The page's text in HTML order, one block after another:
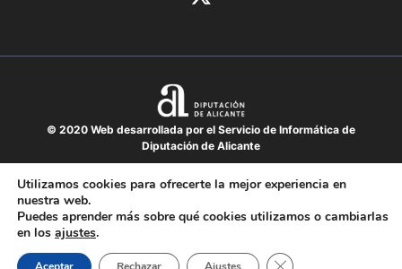
© 2020 Web desarrollada por el Servicio de Informática de
Diputación de Alicante
Aviso legal
Política de cookies
Utilizamos cookies para ofrecerte la mejor experiencia en
nuestra web.
Puedes aprender más sobre qué cookies utilizamos o cambiarlas
en los ajustes.
Cerrar el banner de